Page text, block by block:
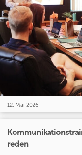
12. Mai 2026
reden